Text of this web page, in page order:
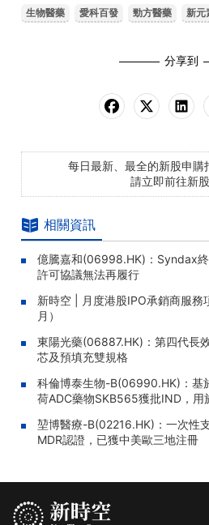
生物醫藥 愛科百發 勁方醫藥 新元
分享到
每日最新、最全的新股申購
請立即前往新
相關資訊
億騰嘉和(06998.HK)：Syndax
許可協議無法再履行
新時空 | 月度港股IPO承銷商服
月）
東陽光藥(06887.HK)：第四代長
芯及預填充雙規格
科倫博泰生物-B(06990.HK)：基
荷ADC藥物SKB565獲批IND，用
堃博醫療-B(02216.HK)：一次性
MDR認證，已獲中美歐三地注冊